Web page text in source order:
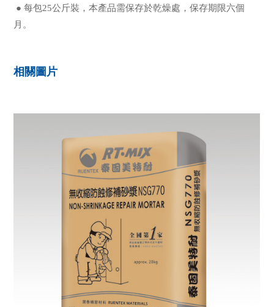
 ● 每包25公斤裝，本產品需保存於乾燥處，保存期限六個
月。
相關圖片